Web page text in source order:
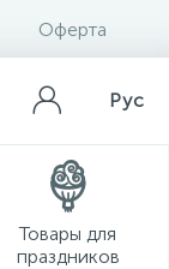
Оферта
Рус
Товары для
праздников